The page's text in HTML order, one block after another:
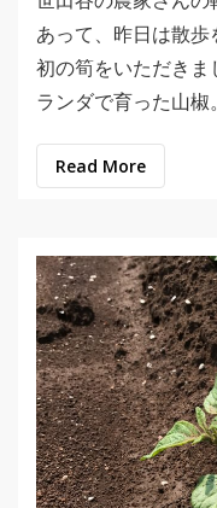
あって、昨日は散
初の筍をいただき
ランダで育った山椒。
Read More